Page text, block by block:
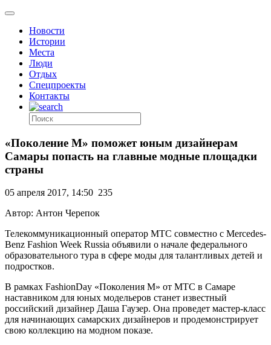
Новости
Истории
Места
Люди
Отдых
Спецпроекты
Контакты
«Поколение М» поможет юным дизайнерам
Самары попасть на главные модные площадки
страны
05 апреля 2017, 14:50 235
Автор: Антон Черепок
Телекоммуникационный оператор МТС совместно с Mercedes-
Benz Fashion Week Russia объявили о начале федерального
образовательного тура в сфере моды для талантливых детей и
подростков.
В рамках FashionDay «Поколения М» от МТС в Самаре
наставником для юных модельеров станет известный
российский дизайнер Даша Гаузер. Она проведет мастер-класс
для начинающих самарских дизайнеров и продемонстрирует
свою коллекцию на модном показе.